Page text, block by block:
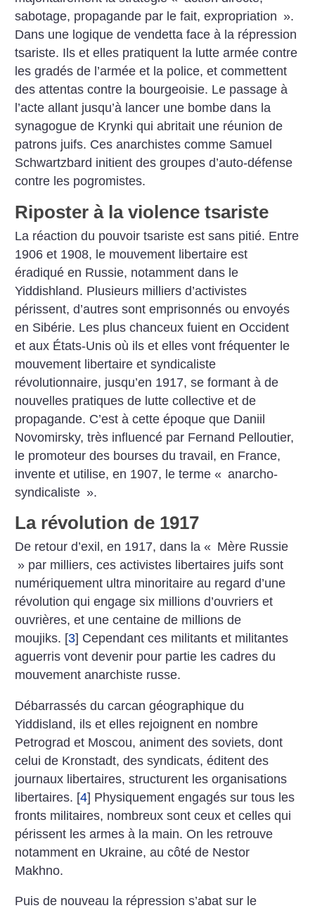
sabotage, propagande par le fait, expropriation ».
Dans une logique de vendetta face à la répression
tsariste. Ils et elles pratiquent la lutte armée contre
les gradés de l’armée et la police, et commettent
des attentas contre la bourgeoisie. Le passage à
l’acte allant jusqu’à lancer une bombe dans la
synagogue de Krynki qui abritait une réunion de
patrons juifs. Ces anarchistes comme Samuel
Schwartzbard initient des groupes d’auto-défense
contre les pogromistes.
Riposter à la violence tsariste
La réaction du pouvoir tsariste est sans pitié. Entre
1906 et 1908, le mouvement libertaire est
éradiqué en Russie, notamment dans le
Yiddishland. Plusieurs milliers d’activistes
périssent, d’autres sont emprisonnés ou envoyés
en Sibérie. Les plus chanceux fuient en Occident
et aux États-Unis où ils et elles vont fréquenter le
mouvement libertaire et syndicaliste
révolutionnaire, jusqu’en 1917, se formant à de
nouvelles pratiques de lutte collective et de
propagande. C’est à cette époque que Daniil
Novomirsky, très influencé par Fernand Pelloutier,
le promoteur des bourses du travail, en France,
invente et utilise, en 1907, le terme « anarcho-
syndicaliste ».
La révolution de 1917
De retour d’exil, en 1917, dans la « Mère Russie
» par milliers, ces activistes libertaires juifs sont
numériquement ultra minoritaire au regard d’une
révolution qui engage six millions d’ouvriers et
ouvrières, et une centaine de millions de
moujiks. [3] Cependant ces militants et militantes
aguerris vont devenir pour partie les cadres du
mouvement anarchiste russe.
Débarrassés du carcan géographique du
Yiddisland, ils et elles rejoignent en nombre
Petrograd et Moscou, animent des soviets, dont
celui de Kronstadt, des syndicats, éditent des
journaux libertaires, structurent les organisations
libertaires. [4] Physiquement engagés sur tous les
fronts militaires, nombreux sont ceux et celles qui
périssent les armes à la main. On les retrouve
notamment en Ukraine, au côté de Nestor
Makhno.
Puis de nouveau la répression s’abat sur le